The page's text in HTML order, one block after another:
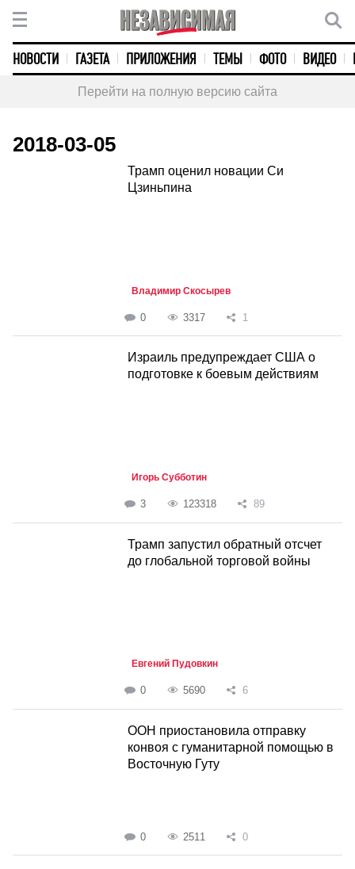
НОВОСТИ ГАЗЕТА ПРИЛОЖЕНИЯ ТЕМЫ ФОТО ВИДЕО
Перейти на полную версию сайта
2018-03-05
Трамп оценил новации Си
Цзиньпина
Владимир Скосырев
0 3317 1
Израиль предупреждает США о
подготовке к боевым действиям
Игорь Субботин
3 123318 89
Трамп запустил обратный отсчет
до глобальной торговой войны
Евгений Пудовкин
0 5690 6
ООН приостановила отправку
конвоя с гуманитарной помощью в
Восточную Гуту
0 2511 0